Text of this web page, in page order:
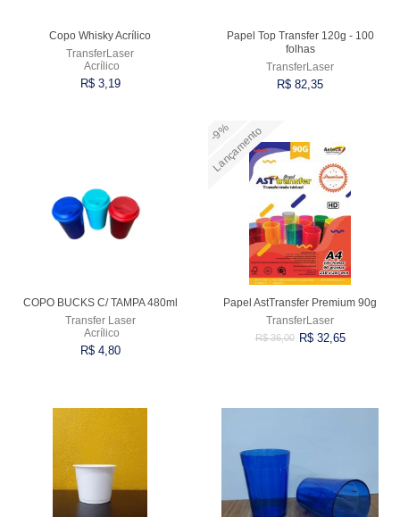
Copo Whisky Acrílico
TransferLaser
Acrílico
R$ 3,19
Papel Top Transfer 120g - 100
folhas
TransferLaser
R$ 82,35
COPO BUCKS C/ TAMPA 480ml
Transfer Laser
Acrílico
R$ 4,80
-9%
Lançamento
Papel AstTransfer Premium 90g
TransferLaser
R$ 36,00 R$ 32,65